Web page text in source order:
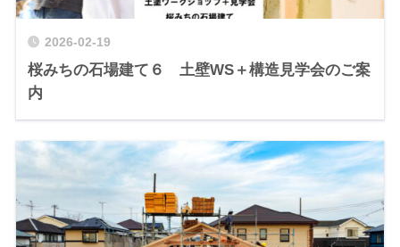
2026-02-19
桜みちの石場建て６ 土壁WS＋構造見学会のご案
内